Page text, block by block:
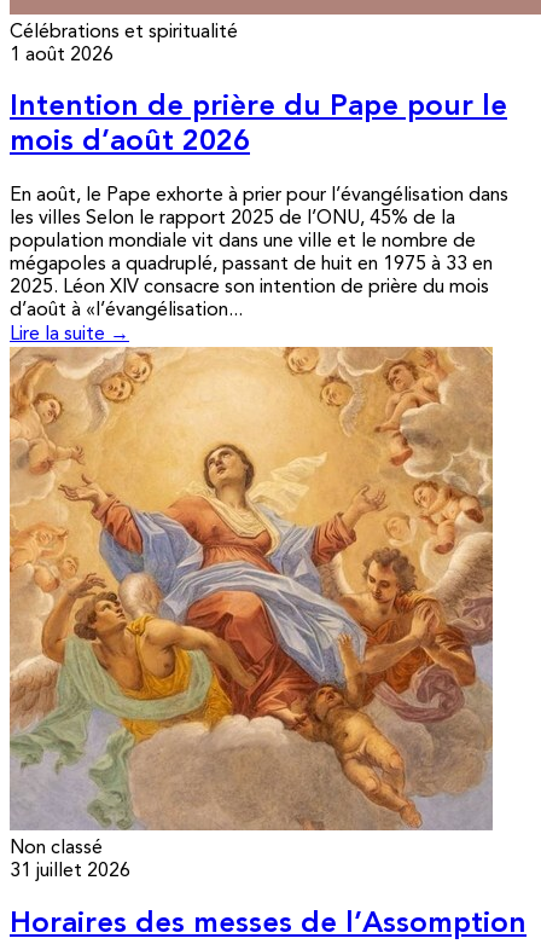
Célébrations et spiritualité
1 août 2026
Intention de prière du Pape pour le
mois d’août 2026
En août, le Pape exhorte à prier pour l’évangélisation dans
les villes Selon le rapport 2025 de l’ONU, 45% de la
population mondiale vit dans une ville et le nombre de
mégapoles a quadruplé, passant de huit en 1975 à 33 en
2025. Léon XIV consacre son intention de prière du mois
d’août à «l’évangélisation...
Lire la suite →
Non classé
31 juillet 2026
Horaires des messes de l’Assomption